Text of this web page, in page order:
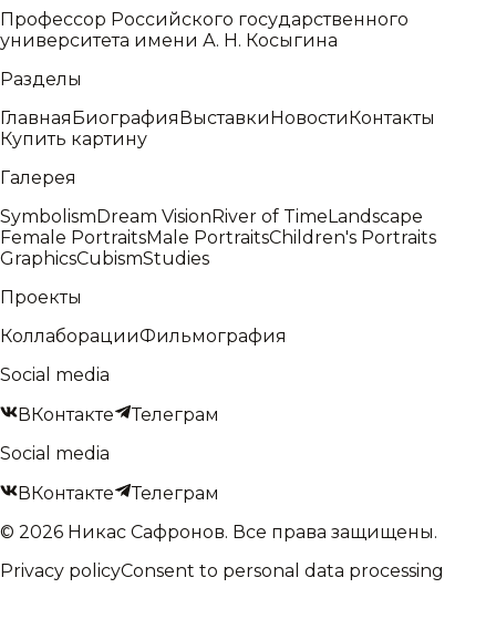
Профессор Российского государственного
университета имени А. Н. Косыгина
Разделы
ГлавнаяБиографияВыставкиНовостиКонтакты
Купить картину
Галерея
SymbolismDream VisionRiver of TimeLandscape
Female PortraitsMale PortraitsChildren's Portraits
GraphicsCubismStudies
Проекты
КоллаборацииФильмография
Social media
ВКонтакте
Телеграм
Social media
ВКонтакте
Телеграм
© 2026 Никас Сафронов. Все права защищены.
Privacy policyConsent to personal data processing